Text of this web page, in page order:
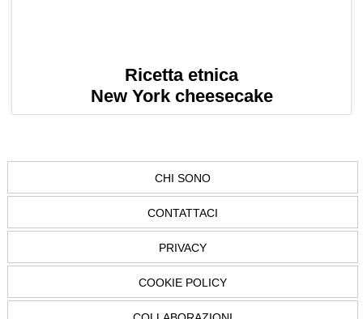
Ricetta etnica
New York cheesecake
CHI SONO
CONTATTACI
PRIVACY
COOKIE POLICY